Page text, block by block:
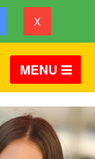
X
MENU